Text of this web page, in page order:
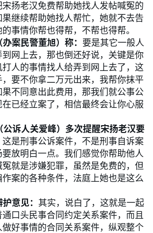
扬老汉免费帮助她找人发帖喊冤的
继续帮助她找人帮忙，她就不去告
事情你帮也得帮，不帮也得帮。
案民警董旭）称： 要是其它一般人
网上去，那也倒还好说，关键是你
人的事情找人给弄到网上去了，这
要不你拿二万元出来，我帮你抹平
不同意出此费用，那我们就公事公
已经立案了，相信最终会让你心服
公诉人关爱峰）多次提醒宋扬老汉要
这是刑事公诉案件，不是刑事自诉案
放明白一点。我们感觉你帮助他人
就是涉嫌犯罪，虽然是免费的，但
案的各种条件，法庭上她也是这么
意见： 其实，说白了，这就是一起
口头民事合同约定关系案件，而且
好事情的合同关系案件，纵观整个